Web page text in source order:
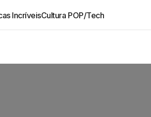
IncríveisCultura POP/Tech